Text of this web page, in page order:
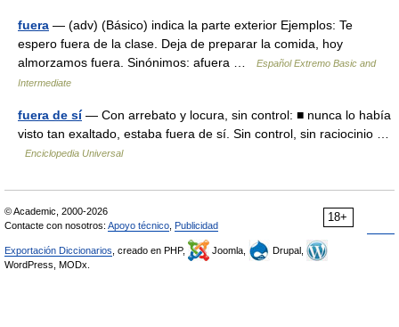
fuera — (adv) (Básico) indica la parte exterior Ejemplos: Te
espero fuera de la clase. Deja de preparar la comida, hoy
almorzamos fuera. Sinónimos: afuera …
Español Extremo Basic and
Intermediate
fuera de sí— Con arrebato y locura, sin control: ■ nunca lo había
visto tan exaltado, estaba fuera de sí. Sin control, sin raciocinio …
Enciclopedia Universal
18+
© Academic, 2000-2026
Contacte con nosotros: Apoyo técnico Publicidad
Exportación Diccionarios , creado en PHP, Joomla,
Drupal,
WordPress, MODx.